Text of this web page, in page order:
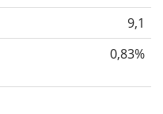
9,1
0,83%